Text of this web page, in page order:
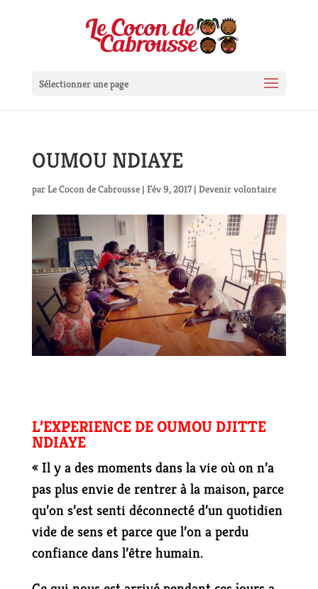
Sélectionner une page
OUMOU NDIAYE
parLe Cocon de Cabrousse| Fév 9, 2017| Devenir volontaire
L’EXPERIENCE DE OUMOU DJITTE
NDIAYE
« Il y a des moments dans la vie où on n’a
pas plus envie de rentrer à la maison, parce
qu’on s’est senti déconnecté d’un quotidien
vide de sens et parce que l’on a perdu
confiance dans l’être humain.